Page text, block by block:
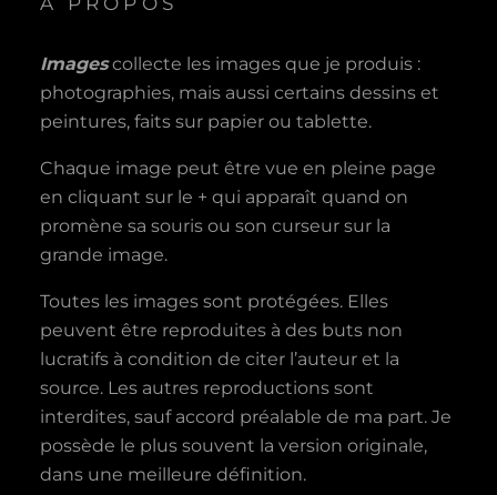
Imagescollecte les images que je produis :
photographies, mais aussi certains dessins et
peintures, faits sur papier ou tablette.
Chaque image peut être vue en pleine page
en cliquant sur le + qui apparaît quand on
promène sa souris ou son curseur sur la
grande image.
Toutes les images sont protégées. Elles
peuvent être reproduites à des buts non
lucratifs à condition de citer l’auteur et la
source. Les autres reproductions sont
interdites, sauf accord préalable de ma part. Je
possède le plus souvent la version originale,
dans une meilleure définition.